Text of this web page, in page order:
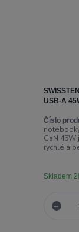
USB-A
Číslo
GaN
rychlé a
Skladem